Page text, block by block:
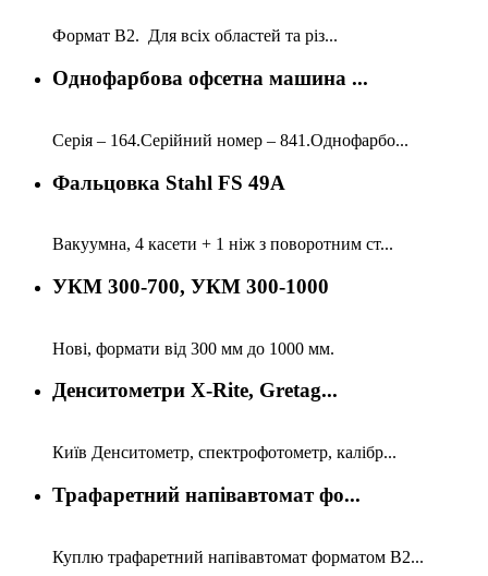
Формат В2. Для всіх областей та різ...
Однофарбова офсетна машина ...
Серія – 164.Серійний номер – 841.Однофарбо...
Фальцовка Stahl FS 49A
Вакуумна, 4 касети + 1 ніж з поворотним ст...
УКМ 300-700, УКМ 300-1000
Нові, формати від 300 мм до 1000 мм.
Денситометри X-Rite, Gretag...
Київ Денситометр, спектрофотометр, калібр...
Трафаретний напівавтомат фо...
Куплю трафаретний напівавтомат форматом В2...